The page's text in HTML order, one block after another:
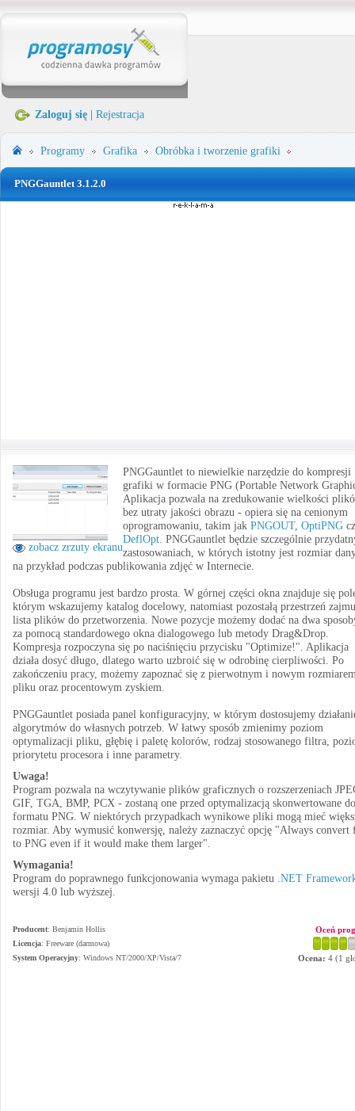
Zaloguj się Rejestracja
Programy Grafika Obróbka i tworzenie grafiki
PNGGauntlet 3.1.2.0
zobacz zrzuty ekranu
PNGGauntlet to niewielkie narzędzie do kompresji
grafiki w formacie PNG (Portable Network
Aplikacja pozwala na zredukowanie wielkości
bez utraty jakości obrazu - opiera się na cenionym
oprogramowaniu, takim jak PNGOUT, OptiPNG
DeflOpt. PNGGauntlet będzie szczególnie
zastosowaniach, w których istotny jest rozmiar
na przykład podczas publikowania zdjęć w Internecie.
Obsługa programu jest bardzo prosta. W górnej części okna znajduje się
którym wskazujemy katalog docelowy, natomiast pozostałą przestrzeń
lista plików do przetworzenia. Nowe pozycje możemy dodać na dwa
za pomocą standardowego okna dialogowego lub metody Drag&Drop.
Kompresja rozpoczyna się po naciśnięciu przycisku "Optimize!". Aplikacja
działa dosyć długo, dlatego warto uzbroić się w odrobinę cierpliwości. Po
zakończeniu pracy, możemy zapoznać się z pierwotnym i nowym
pliku oraz procentowym zyskiem.
PNGGauntlet posiada panel konfiguracyjny, w którym dostosujemy
algorytmów do własnych potrzeb. W łatwy sposób zmienimy poziom
optymalizacji pliku, głębię i paletę kolorów, rodzaj stosowanego filtra,
priorytetu procesora i inne parametry.
Uwaga!
Program pozwala na wczytywanie plików graficznych o rozszerzeniach
GIF, TGA, BMP, PCX - zostaną one przed optymalizacją skonwertowane do
formatu PNG. W niektórych przypadkach wynikowe pliki mogą mieć
rozmiar. Aby wymusić konwersję, należy zaznaczyć opcję "Always convert
to PNG even if it would make them larger".
Wymagania!
Program do poprawnego funkcjonowania wymaga pakietu .NET
wersji 4.0 lub wyższej.
Producent: Benjamin Hollis
Licencja: Freeware (darmowa)
System Operacyjny: Windows NT/2000/XP/Vista/7
Oceń
Ocena: 4 (1